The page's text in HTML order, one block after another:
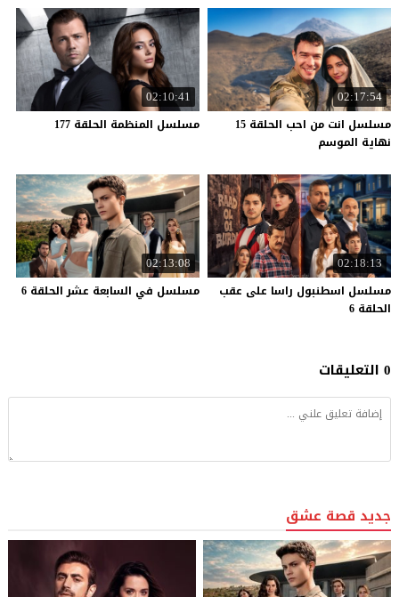
02:17:54
مسلسل انت من احب الحلقة 15
نهاية الموسم
02:10:41
مسلسل المنظمة الحلقة 177
02:18:13
مسلسل اسطنبول راسا على عقب
الحلقة 6
02:13:08
مسلسل في السابعة عشر الحلقة 6
0 التعليقات
جديد قصة عشق